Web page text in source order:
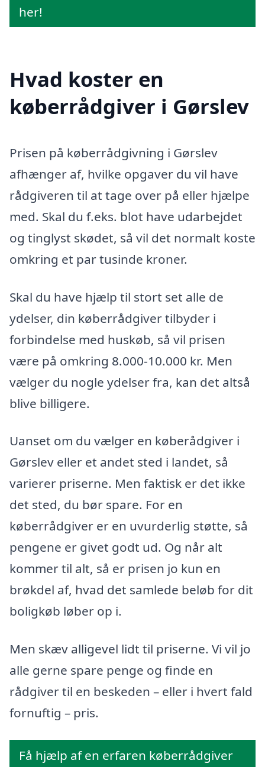
her!
Hvad koster en
køberrådgiver i Gørslev
Prisen på køberrådgivning i Gørslev
afhænger af, hvilke opgaver du vil have
rådgiveren til at tage over på eller hjælpe
med. Skal du f.eks. blot have udarbejdet
og tinglyst skødet, så vil det normalt koste
omkring et par tusinde kroner.
Skal du have hjælp til stort set alle de
ydelser, din køberrådgiver tilbyder i
forbindelse med huskøb, så vil prisen
være på omkring 8.000-10.000 kr. Men
vælger du nogle ydelser fra, kan det altså
blive billigere.
Uanset om du vælger en køberådgiver i
Gørslev eller et andet sted i landet, så
varierer priserne. Men faktisk er det ikke
det sted, du bør spare. For en
køberrådgiver er en uvurderlig støtte, så
pengene er givet godt ud. Og når alt
kommer til alt, så er prisen jo kun en
brøkdel af, hvad det samlede beløb for dit
boligkøb løber op i.
Men skæv alligevel lidt til priserne. Vi vil jo
alle gerne spare penge og finde en
rådgiver til en beskeden – eller i hvert fald
fornuftig – pris.
Få hjælp af en erfaren køberrådgiver